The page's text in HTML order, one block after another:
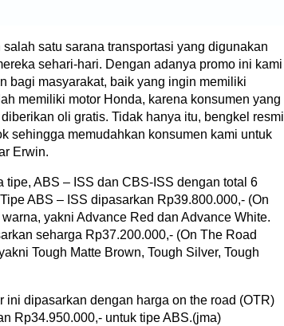
satu sarana transportasi yang digunakan
sehari-hari. Dengan adanya promo ini kami
bagi masyarakat, baik yang ingin memiliki
memiliki motor Honda, karena konsumen yang
oli gratis. Tidak hanya itu, bengkel resmi
sehingga memudahkan konsumen kami untuk
Erwin.
ABS – ISS dan CBS-ISS dengan total 6
ABS – ISS dipasarkan Rp39.800.000,- (On
yakni Advance Red dan Advance White.
seharga Rp37.200.000,- (On The Road
Tough Matte Brown, Tough Silver, Tough
ini dipasarkan dengan harga on the road (OTR)
Rp34.950.000,- untuk tipe ABS.(jma)